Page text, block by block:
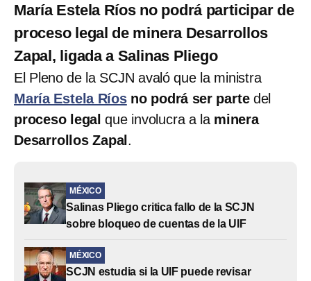
María Estela Ríos no podrá participar de
proceso legal de minera Desarrollos
Zapal, ligada a Salinas Pliego
El Pleno de la SCJN avaló que la ministra
María Estela Ríosno podrá ser partedel
proceso legal que involucra a la minera
Desarrollos Zapal .
MÉXICO
Salinas Pliego critica fallo de la SCJN
sobre bloqueo de cuentas de la UIF
MÉXICO
SCJN estudia si la UIF puede revisar